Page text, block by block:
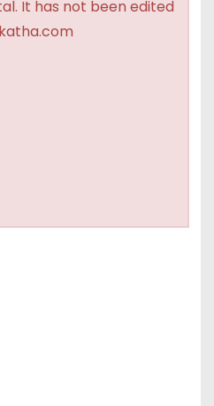
It has not been edited